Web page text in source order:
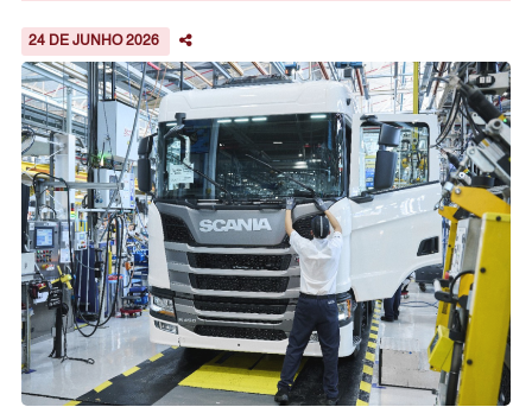
24 DE JUNHO 2026